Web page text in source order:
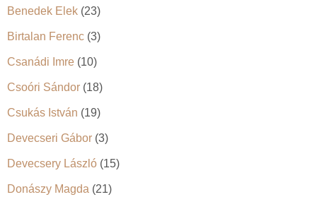
Benedek Elek (23)
Birtalan Ferenc (3)
Csanádi Imre (10)
Csoóri Sándor (18)
Csukás István (19)
Devecseri Gábor (3)
Devecsery László (15)
Donászy Magda (21)